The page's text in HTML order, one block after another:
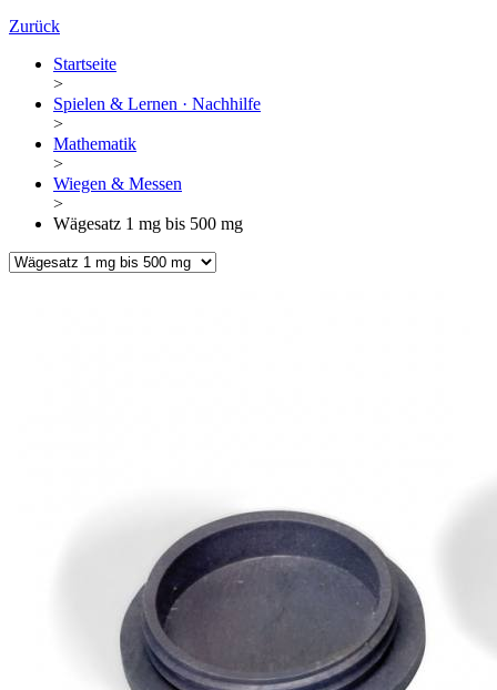
Zurück
Startseite
>
Spielen & Lernen · Nachhilfe
>
Mathematik
>
Wiegen & Messen
>
Wägesatz 1 mg bis 500 mg